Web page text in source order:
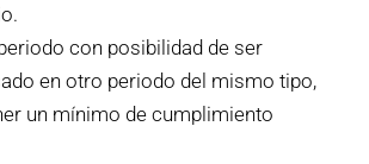
con posibilidad de ser
en otro periodo del mismo tipo,
un mínimo de cumplimiento